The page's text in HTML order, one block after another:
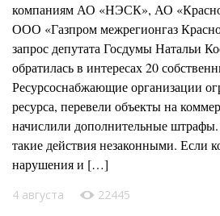
компаниям АО «НЭСК», АО
ООО «Газпром межрегионгаз
запрос депутата Госдумы Натальи
обратилась в интересах 20
Ресурсоснабжающие организации
ресурса, перевели объекты на
начислили дополнительные
такие действия незаконными. Если
нарушения и […]
4 августа 22445